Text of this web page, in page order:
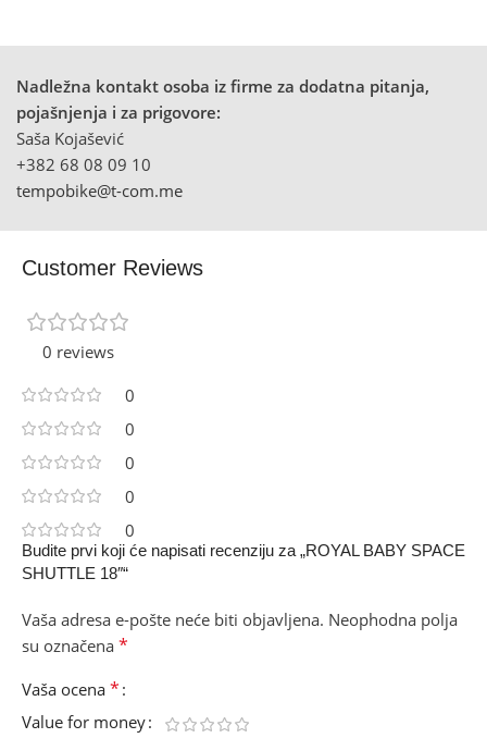
Nadležna kontakt osoba iz firme za dodatna pitanja,
pojašnjenja i za prigovore:
Saša Kojašević
+382 68 08 09 10
tempobike@t-com.me
Customer Reviews
0 reviews
0
0
0
0
0
Budite prvi koji će napisati recenziju za „ROYAL BABY SPACE
SHUTTLE 18″“
Vaša adresa e-pošte neće biti objavljena. Neophodna polja
su označena *
Vaša ocena *
Value for money